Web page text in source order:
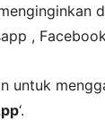
,
untuk
‘.